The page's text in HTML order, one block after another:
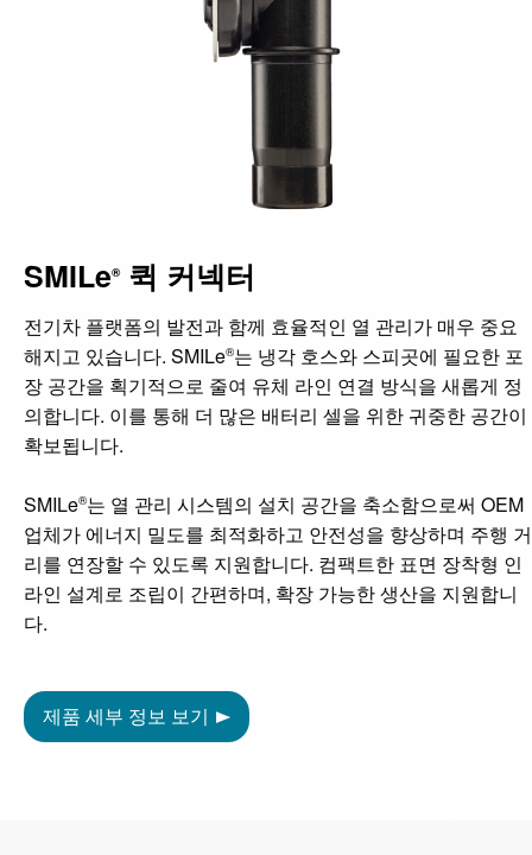
SMILe®퀵 커넥터
전기차 플랫폼의 발전과 함께 효율적인 열 관리가 매우 중요
해지고 있습니다. SMILe®는 냉각 호스와 스피곳에 필요한 포
장 공간을 획기적으로 줄여 유체 라인 연결 방식을 새롭게 정
의합니다. 이를 통해 더 많은 배터리 셀을 위한 귀중한 공간이
확보됩니다.
SMILe®는 열 관리 시스템의 설치 공간을 축소함으로써 OEM
업체가 에너지 밀도를 최적화하고 안전성을 향상하며 주행 거
리를 연장할 수 있도록 지원합니다. 컴팩트한 표면 장착형 인
라인 설계로 조립이 간편하며, 확장 가능한 생산을 지원합니
다.
제품 세부 정보 보기